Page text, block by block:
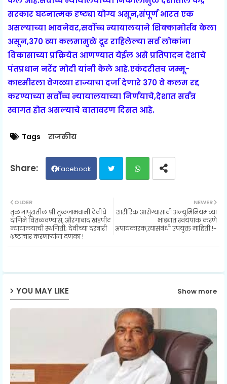
सरकार घटनात्मक दृष्ट्या योग्य असून,संपूर्ण भारत एक
असल्याच्या भावनेवर,सर्वोच्च न्यायालयाने शिक्कामोर्तब केला
असून,370 व्या कलमामुळे दूर राहिलेल्या सर्व लोकांना
विकासाच्या प्रक्रियेत आणण्यात येईल असे प्रतिपादन देशाचे
पंतप्रधान नरेंद्र मोदी यांनी केले आहे.एकंदरीतच जम्मू-
काश्मीरला वेगळ्या राज्याचा दर्जा देणारे 370 वे कलम रद्द
करण्याच्या सर्वोच्च न्यायालयाच्या निर्णयाचे,देशात सर्वत्र
स्वागत होत असल्याचे वातावरण दिसत आहे.
Tags राजकीय
Facebook
ats
NEWER
शारीरिक आरोग्यासाठी अल्युमिनियमच्या
भांड्यात स्वयंपाक करणे
अपायकारक,त्यासंबंधी उपयुक्त माहिती.!-
OLDER
तुळजापुरातील श्री.तुळजाभवानी देवीचे
दागिने वितळवण्यास, औरंगाबाद खंडपीठ
न्यायालयाची स्थगिती; देवीच्या दरबारी
भ्रष्टाचार करणार्‍यांना दणका !
YOU MAY LIKE Show more